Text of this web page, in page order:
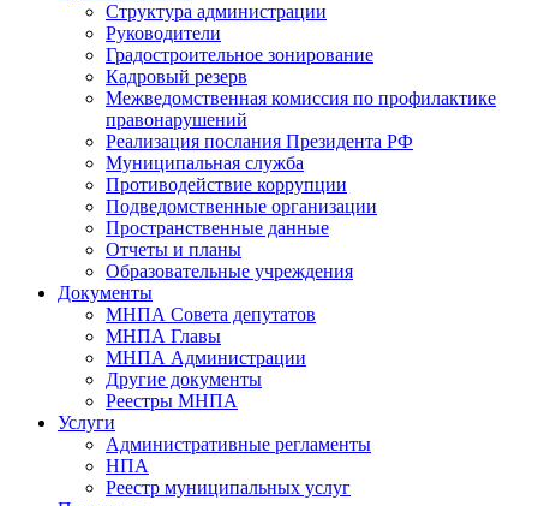
Структура администрации
Руководители
Градостроительное зонирование
Кадровый резерв
Межведомственная комиссия по профилактике
правонарушений
Реализация послания Президента РФ
Муниципальная служба
Противодействие коррупции
Подведомственные организации
Пространственные данные
Отчеты и планы
Образовательные учреждения
Документы
МНПА Совета депутатов
МНПА Главы
МНПА Администрации
Другие документы
Реестры МНПА
Услуги
Административные регламенты
НПА
Реестр муниципальных услуг